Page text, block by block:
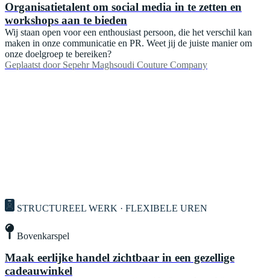
Organisatietalent om social media in te zetten en
workshops aan te bieden
Wij staan open voor een enthousiast persoon, die het verschil kan
maken in onze communicatie en PR. Weet jij de juiste manier om
onze doelgroep te bereiken?
Geplaatst door Sepehr Maghsoudi Couture Company
STRUCTUREEL WERK · FLEXIBELE UREN
Bovenkarspel
Maak eerlijke handel zichtbaar in een gezellige
cadeauwinkel